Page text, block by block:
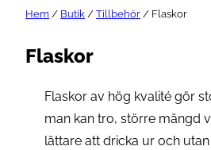
Hem / Butik / Tillbehör / Flaskor
Flaskor
Flaskor av hög kvalité gör
man kan tro, större mängd
lättare att dricka ur och